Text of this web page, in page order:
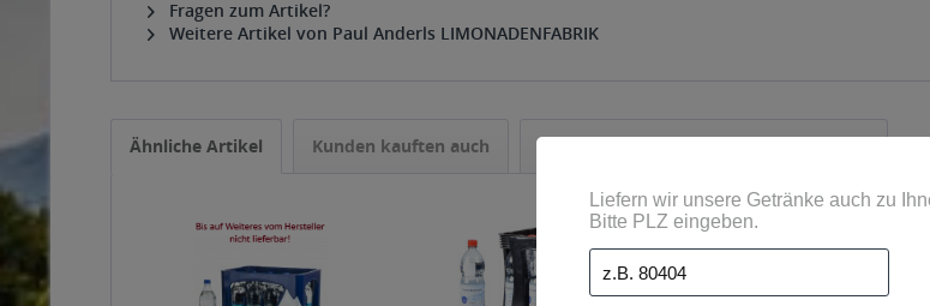
Fragen zum Artikel?
Weitere Artikel von Paul Anderls LIMONADENFABRIK
Ähnliche Artikel Kunden kauften auch Kunden haben sich ebenfalls angesehen